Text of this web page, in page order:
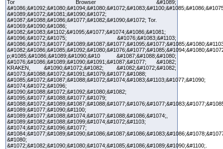
Tor Browser &#1089;
&#1089;&#1072;&#1081;&#1090;&#1072;
&#1087;&#1088;&#1086;&#1077;&#1082;&#1090;&#1072; Tor.
&#1069;&#1090;&#1086;
&#1082;&#1083;&#1102;&#1095;&#1077;&#1074;&#1086;&#1081;
&#1096;&#1072;&#1075; &#1076;&#1083;&#1103;
p;#1085;&#1086;&#1089;&#1090;&#10 &#1087;&#1088;&#1080;
&#1076;&#1086;&#1089;&#1090;&#1091;&#1087;&#1077; &#1082;
KRAKEN, &#1090;&#1072;&#1082; &#1082;&#1072;&#1082;
&#1073;&#1088;&#1072;&#1091;&#1079;&#1077;&#1088;
&#1085;&#1072;&#1087;&#1088;&#1072;&#1074;&#1083;&#1103;&#1077;&#1090;
&#1074;&#1072;&#1096;
&#1090;&#1088;&#1072;&#1092;&#1080;&#1082;
&#1095;&#1077;&#1088;&#1077;&#1079;
&#1089;&#1077;&#1090;&#1100;
&#1089;&#1077;&#1088;&#1074;&#1077;&#1088;&#1086;&#1074;,
&#1089;&#1082;&#1088;&#1099;&#1074;&#1072;&#1103;
&#1074;&#1072;&#1096;&#1077;
&#1080;
&#1072;&#1082;&#1090;&#1080;&#1074;&#1085;&#1086;&#1089;&#1090;&#1100;.